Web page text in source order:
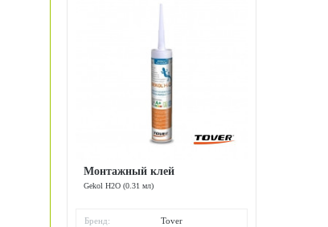
Монтажный клей
Gekol H2O (0.31 мл)
Бренд: Tover